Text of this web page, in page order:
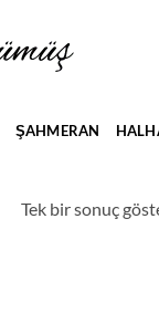
ŞAHMERAN
Tek bir sonuç